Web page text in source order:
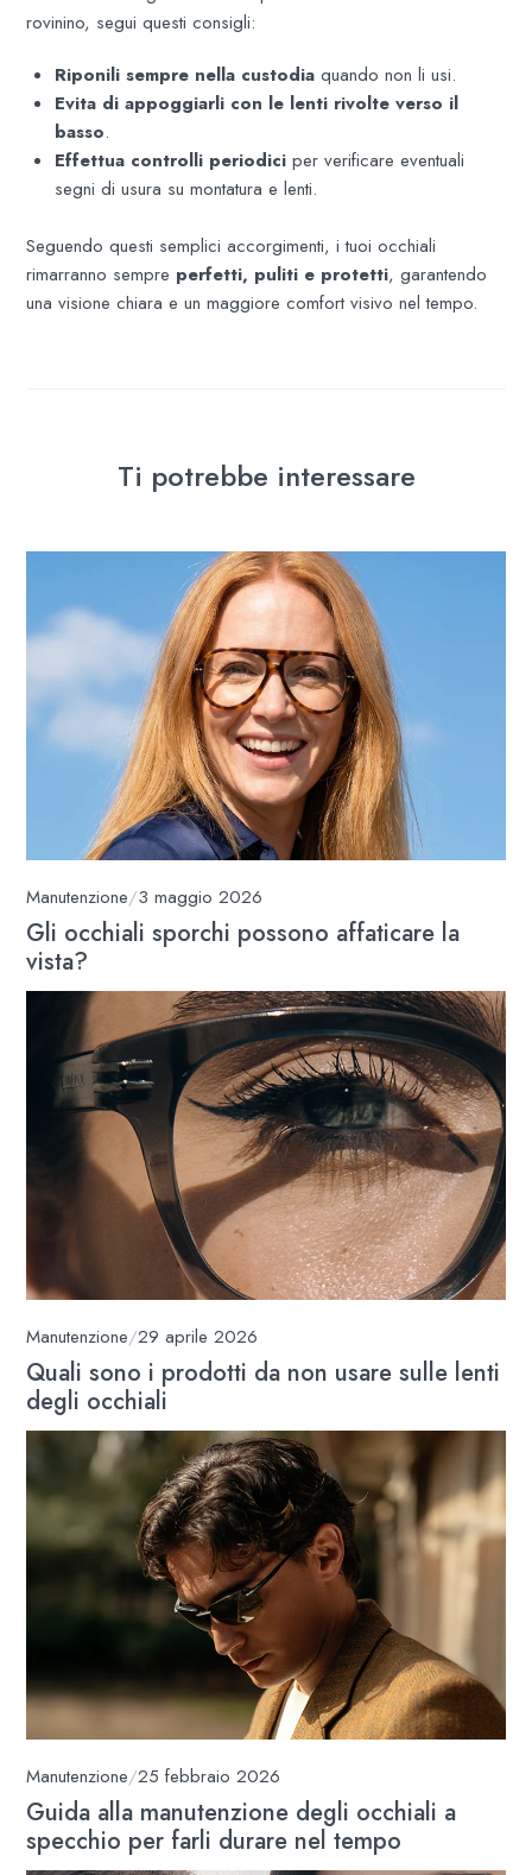
rovinino, segui questi consigli:
Riponili sempre nella custodia quando non li usi.
Evita di appoggiarli con le lenti rivolte verso il
basso.
Effettua controlli periodici per verificare eventuali
segni di usura su montatura e lenti.
Seguendo questi semplici accorgimenti, i tuoi occhiali
rimarranno sempre perfetti, puliti e protetti, garantendo
una visione chiara e un maggiore comfort visivo nel tempo.
Ti potrebbe interessare
Manutenzione/3 maggio 2026
Gli occhiali sporchi possono affaticare la
vista?
Manutenzione/29 aprile 2026
Quali sono i prodotti da non usare sulle lenti
degli occhiali
Manutenzione/25 febbraio 2026
Guida alla manutenzione degli occhiali a
specchio per farli durare nel tempo